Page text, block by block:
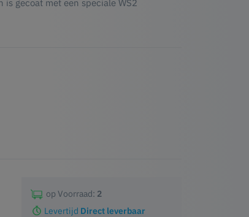
is gecoat met een speciale WS2
op Voorraad: 2
Levertijd Direct leverbaar